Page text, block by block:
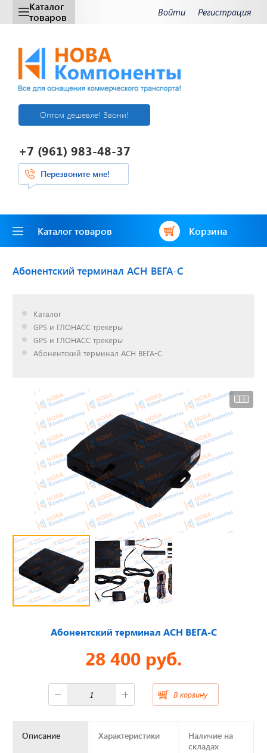
Каталог
товаров
Войти Регистрация
Оптом дешевле! Звони!
+7 (961) 983-48-37
Перезвоните мне!
Каталог товаров Корзина
наш счет!
с нами выгодно
Открылся новый
склад
г. Нижний Новгород
Акции. Скидки.
Спецпредложения.
Узнать подробнее...
Отвечаем на актуальные
вопросы
Приборные панели
Распродажа
Видеонаблюдение на транспорте
Абонентский терминал АСН ВЕГА-С
Каталог
GPS и ГЛОНАСС трекеры
GPS и ГЛОНАСС трекеры
Абонентский терминал АСН ВЕГА-С
Абонентский терминал АСН ВЕГА-С
28 400 руб.
В корзину
Описание Характеристики
Наличие на
складах